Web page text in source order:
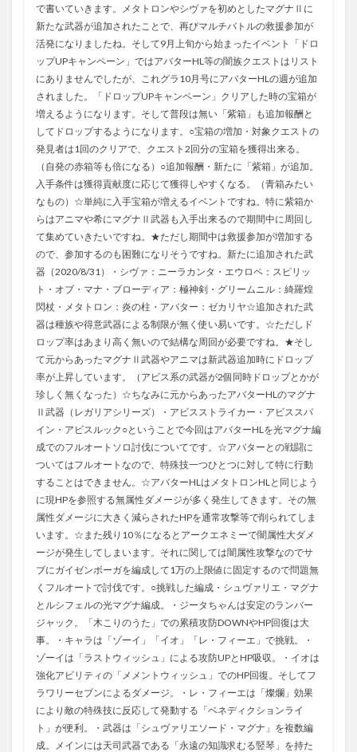
で書いていきます。メタトロンやシヴァを初めとしたマグナⅡに
新たな武器が追加されたことで、再びマルチバトルの救援参加が
活発になりましたね。そして9月上旬から始まったイベント「ドロ
ップUPキャンペーン」ではアバターHL等の闇族クエストはリスト
にありませんでしたが、これグラ10月号にアバターHLの週が追加
されました。「ドロップUPキャンペーン」クリアした時の宝箱が
増えるようになります。そして普段は無い「紫箱」も追加報酬と
してドロップするようになります。○宝箱の増加・対象クエストの
発見者は1回のクリアで、クエスト2回分の宝箱を獲得出来る。
（自発の赤箱等も倍になる）○追加報酬・新たに「紫箱」が追加。
入手条件は獲得貢献度に応じて獲得しやすくなる。（青箱みたい
なもの）☆単純に入手宝箱が増えるイベントですね。特に紫箱か
らはアニマや希にマグナⅡ武器も入手出来るので期間中に周回し
て集めていきたいですね。★ただし期間中は救援参加が増加する
ので、参加するのも困難になりそうですね。新たに追加された武
器（2020/8/31）・シヴァ：ニーラカンタ・エウロペ：スピリッ
ト・オブ・マナ・ブローディア：極神剣・グリームニル：綺羅煌
閃杖・メタトロン：炎の柱・アバター：ゼカリヤ☆追加された武
器は種族や得意武器による制限が無く使い易いです。☆ただしド
ロップ率はあまり高く無いので結構な周回が必要ですね。★そし
て元からあったマグナⅡ武器やアニマは新武器追加時にドロップ
率が上昇しています。（アビス系の武器が2個同時ドロップとかが
珍しく無くなった）☆ちなみに元からあったアバターHLのマグナ
Ⅱ武器（レガリアシリーズ）・アビスストライカー・アビススパ
イン・アビスルック○ということで今回はアバターHLを光マグナ編
成でのフルオートソロ討伐についてです。☆アバターとの戦闘に
ついてはフルオートなので、特殊技一つひとつに対して特に行動
することはできません。☆アバターHLはメタトロンHLと同じよう
に現HPを参照する無属性ダメージが多く発生してきます。その無
属性ダメージに大きく減らされたHPを通常攻撃等で削られてしま
います。☆また残り10％になるとアークエネミーで闇属性大ダメ
ージが発生してしまいます。それに関しては闇属性攻撃なのでサ
ブにガイゼンボーガを編成して1万の上限値に固定するので問題無
くフルオートで討伐です。○挑戦した編成・シュヴァリエ・マグナ
とルシフェルの光マグナ編成。・ジータちゃんは安定のランバー
ジャック。「木こりのうた」での累積攻防DOWNやHP回復は大
事。・キャラは「ゾーイ」「イオ」「レ・フィーエ」で挑戦。・
ゾーイは「ラストウィッシュ」による攻防UPとHP吸収。・イオは
強化アビリティの「メメントウィッシュ」でのHP回復。そしてフ
ラワリーセブンによるダメージ。・レ・フィーエは「燦爛」効果
により敵の特殊技に反応して発動する「ベネディクションライ
ト」が便利。・武器は「シュヴァリエソード・マグナ」を複数編
成。メインには天司武器である「永遠の知識求むる竪琴」を持た